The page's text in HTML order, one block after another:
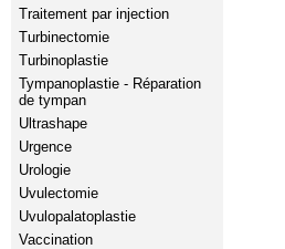
Traitement par injection
Turbinectomie
Turbinoplastie
Tympanoplastie - Réparation
de tympan
Ultrashape
Urgence
Urologie
Uvulectomie
Uvulopalatoplastie
Vaccination